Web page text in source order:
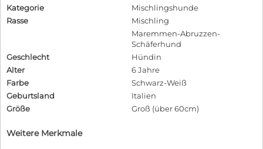
Kategorie
Mischlingshunde
Rasse
Mischling
Maremmen-Abruzzen-
Schäferhund
Geschlecht
Hündin
Alter
6 Jahre
Farbe
Schwarz-Weiß
Geburtsland
Italien
Größe
Groß (über 60cm)
Weitere Merkmale